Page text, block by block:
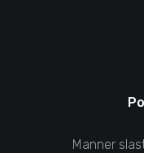
Manner